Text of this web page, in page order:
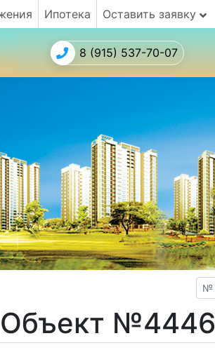
Ипотека Оставить заявку
8 (915) 537-70-07
Объект №4446